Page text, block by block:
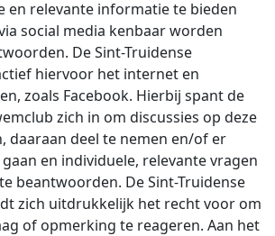
en relevante informatie te bieden
social media kenbaar worden
De Sint-Truidense
hiervoor het internet en
zoals Facebook. Hierbij spant de
zich in om discussies op deze
daaraan deel te nemen en/of er
en individuele, relevante vragen
beantwoorden. De Sint-Truidense
zich uitdrukkelijk het recht voor om
of opmerking te reageren. Aan het